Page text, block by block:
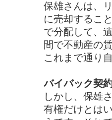
保雄さんは、
に売却するこ
で分配して、
間で不動産の
これまで通り
バイバック契
しかし、保雄
有権だけとは